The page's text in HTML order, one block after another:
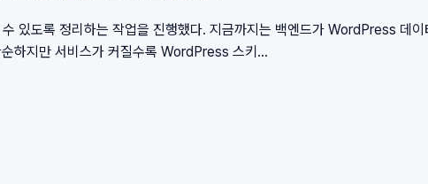
있도록 정리하는 작업을 진행했다. 지금까지는 백엔드가 WordPress 데
하지만 서비스가 커질수록 WordPress 스키...